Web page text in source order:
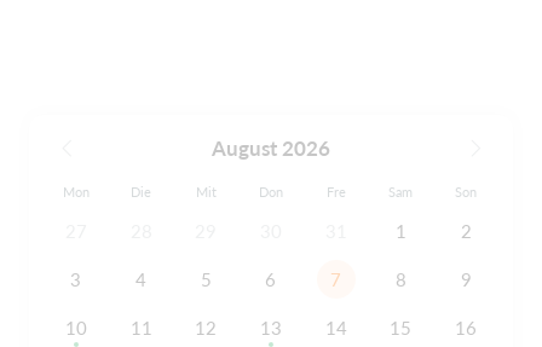
August 2026
Mon Die Mit Don Fre Sam Son
1 2
3 4 5 6 7 8 9
10 11 12 13 14 15 16